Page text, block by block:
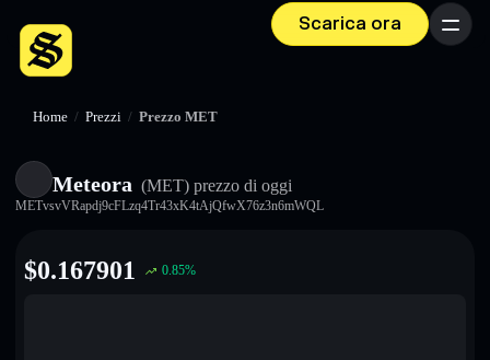
Scarica ora Menu
Home / Prezzi / Prezzo MET
Meteora (MET) prezzo di oggi
METvsvVRapdj9cFLzq4Tr43xK4tAjQfwX76z3n6mWQL
$0.167901 0.85%